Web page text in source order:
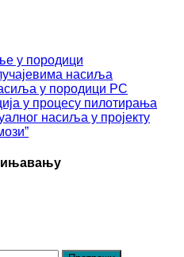
у породици
насиља
у породици РС
у процесу пилотирања
насиља у пројекту